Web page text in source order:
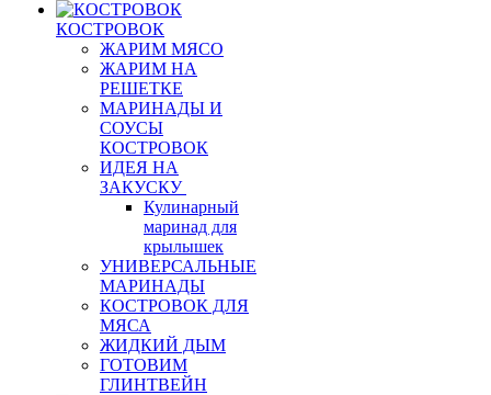
КОСТРОВОК
ЖАРИМ МЯСО
ЖАРИМ НА
РЕШЕТКЕ
МАРИНАДЫ И
СОУСЫ
КОСТРОВОК
ИДЕЯ НА
ЗАКУСКУ
Кулинарный
маринад для
крылышек
УНИВЕРСАЛЬНЫЕ
МАРИНАДЫ
КОСТРОВОК ДЛЯ
МЯСА
ЖИДКИЙ ДЫМ
ГОТОВИМ
ГЛИНТВЕЙН